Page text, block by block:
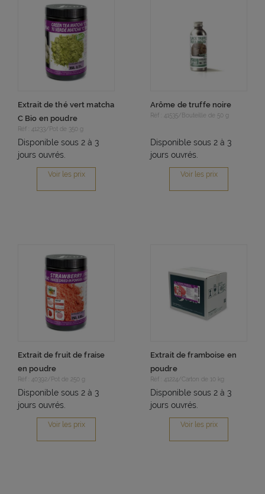
Extrait de thé vert matcha
C Bio en poudre
Réf : 41233/Pot de 350 g
Disponible sous 2 à 3
jours ouvrés.
Voir les prix
Arôme de truffe noire
Réf : 41535/Bouteille de 50 g
Disponible sous 2 à 3
jours ouvrés.
Voir les prix
Extrait de fruit de fraise
en poudre
Réf : 40392/Pot de 250 g
Disponible sous 2 à 3
jours ouvrés.
Voir les prix
Extrait de framboise en
poudre
Réf : 41224/Carton de 10 kg
Disponible sous 2 à 3
jours ouvrés.
Voir les prix